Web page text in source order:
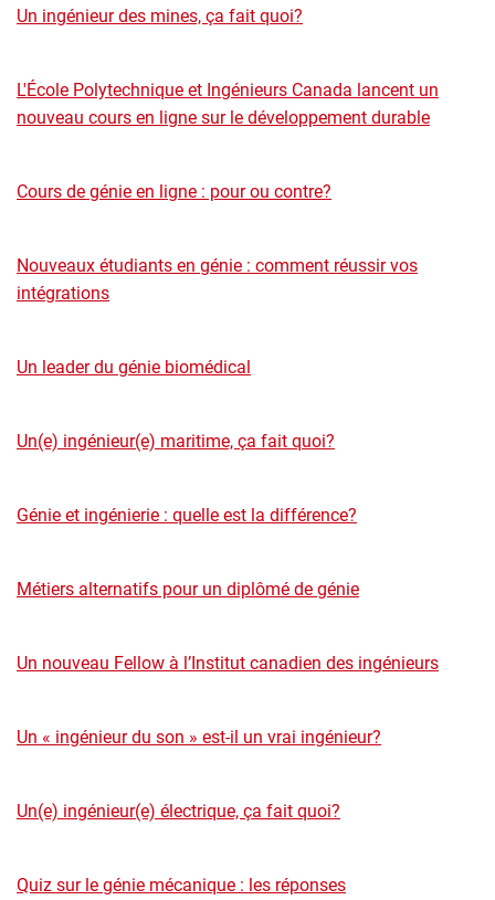
Un ingénieur des mines, ça fait quoi?
L'École Polytechnique et Ingénieurs Canada lancent un
nouveau cours en ligne sur le développement durable
Cours de génie en ligne : pour ou contre?
Nouveaux étudiants en génie : comment réussir vos
intégrations
Un leader du génie biomédical
Un(e) ingénieur(e) maritime, ça fait quoi?
Génie et ingénierie : quelle est la différence?
Métiers alternatifs pour un diplômé de génie
Un nouveau Fellow à l’Institut canadien des ingénieurs
Un « ingénieur du son » est-il un vrai ingénieur?
Un(e) ingénieur(e) électrique, ça fait quoi?
Quiz sur le génie mécanique : les réponses